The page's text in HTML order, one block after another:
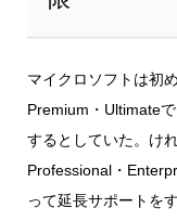
マイクロソフトは初
Premium・Ultimate
するとしていた。け
Professional・
って延長サポートを